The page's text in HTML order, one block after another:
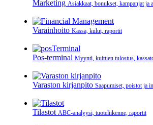
Marketing Asiakkaat, bonukset, kampanjat ja
Varainhoito Kassa, kulut, raportit
Pos-terminal Myynti, kuittien tulostus,
Varaston kirjanpito Saapumiset, poistot ja
Tilastot ABC-analyysi, tuoteliikenne, raportit